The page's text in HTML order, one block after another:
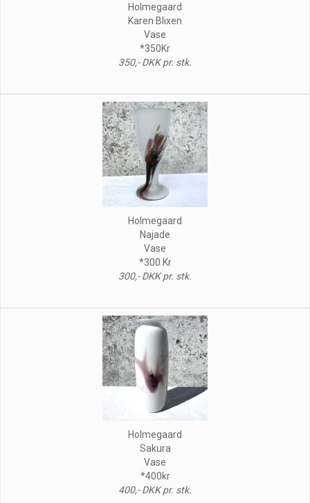
Holmegaard
Karen Blixen
Vase
*350Kr
350,- DKK pr. stk.
Holmegaard
Najade
Vase
*300 Kr
300,- DKK pr. stk.
Holmegaard
Sakura
Vase
*400kr
400,- DKK pr. stk.